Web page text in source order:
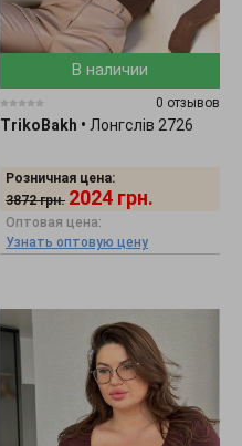
В наличии
0 отзывов
TrikoBakh • Лонгслів 2726
Розничная цена:
3872 грн. 2024 грн.
Оптовая цена:
Узнать оптовую цену